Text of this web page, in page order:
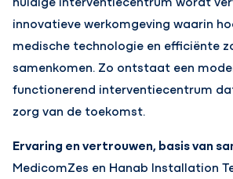
innovatieve werkomgeving waarin
medische technologie en efficiënte
samenkomen. Zo ontstaat een
functionerend interventiecentrum
zorg van de toekomst.
Ervaring en vertrouwen, basis van
MedicomZes en Hanab Installation